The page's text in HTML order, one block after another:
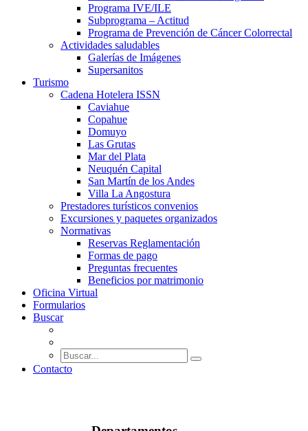
Programa IVE/ILE
Subprograma – Actitud
Programa de Prevención de Cáncer Colorrectal
Actividades saludables
Galerías de Imágenes
Supersanitos
Turismo
Cadena Hotelera ISSN
Caviahue
Copahue
Domuyo
Las Grutas
Mar del Plata
Neuquén Capital
San Martín de los Andes
Villa La Angostura
Prestadores turísticos convenios
Excursiones y paquetes organizados
Normativas
Reservas Reglamentación
Formas de pago
Preguntas frecuentes
Beneficios por matrimonio
Oficina Virtual
Formularios
Buscar
Contacto